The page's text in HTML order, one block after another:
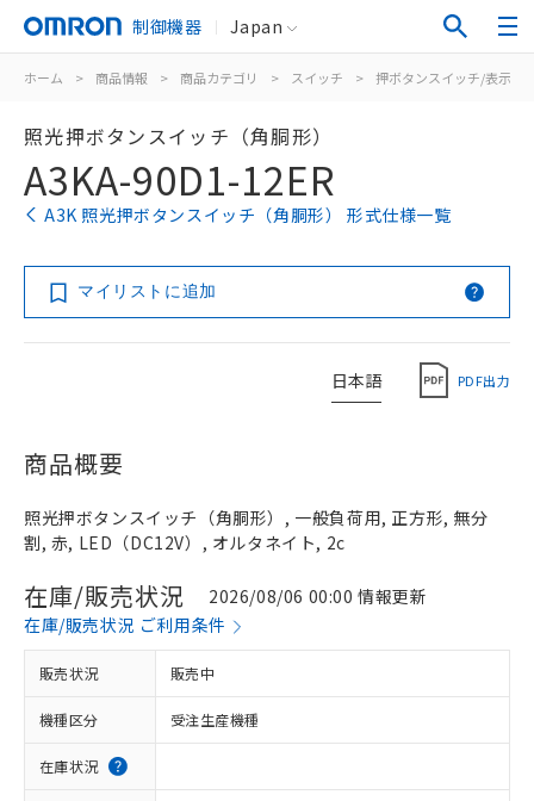
制御機器 Japan
ホーム > 商品情報 > 商品カテゴリ > スイッチ > 押ボタンスイッチ/表示灯
照光押ボタンスイッチ（角胴形）
A3KA-90D1-12ER
A3K 照光押ボタンスイッチ（角胴形） 形式仕様一覧
マイリストに追加
日本語 PDF出力
商品概要
照光押ボタンスイッチ（角胴形）, 一般負荷用, 正方形, 無分
割, 赤, LED（DC12V）, オルタネイト, 2c
在庫/販売状況
2026/08/06 00:00 情報更新
在庫/販売状況 ご利用条件
販売状況 販売中
機種区分 受注生産機種
在庫状況